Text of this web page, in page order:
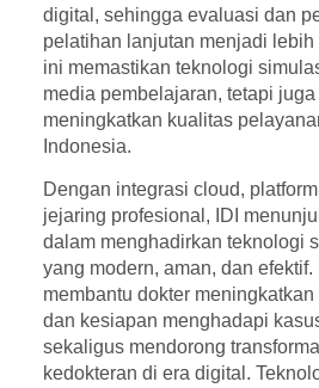
digital, sehingga evaluasi dan
pelatihan lanjutan menjadi lebih
ini memastikan teknologi
media pembelajaran, tetapi
meningkatkan kualitas
Indonesia.
Dengan integrasi cloud,
jejaring profesional, IDI
dalam menghadirkan teknologi
yang modern, aman, dan efektif.
membantu dokter
dan kesiapan menghadapi
sekaligus mendorong
kedokteran di era digital.